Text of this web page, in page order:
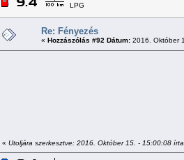
LPG
Re: Fényezés
« Hozzászólás #92 Dátum: 2016. Október
« Utoljára szerkesztve: 2016. Október 15. - 15:00:08